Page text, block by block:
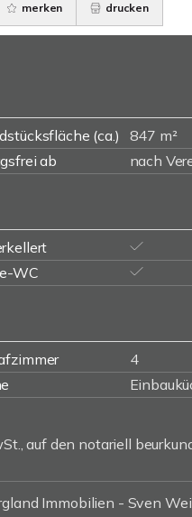
merken drucken
(ca.)
847 m²
ab nach
WC
4
auf den notariell
Immobilien - Sven